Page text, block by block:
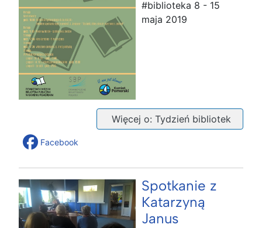
#biblioteka 8 - 15
maja 2019
Więcej o: Tydzień bibliotek
Facebook
Spotkanie z
Katarzyną
Janus